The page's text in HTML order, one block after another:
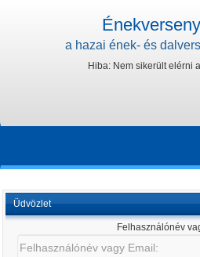
a hazai ének- és
Hiba: Nem sikerült elérni
Üdvözlet
Felhasználónév